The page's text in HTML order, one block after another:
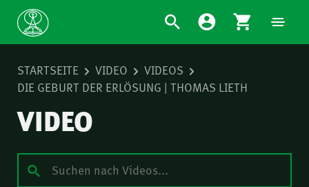
STARTSEITE VIDEO
VIDEOS
DIE GEBURT DER ERLÖSUNG | THOMAS LIETH
VIDEO